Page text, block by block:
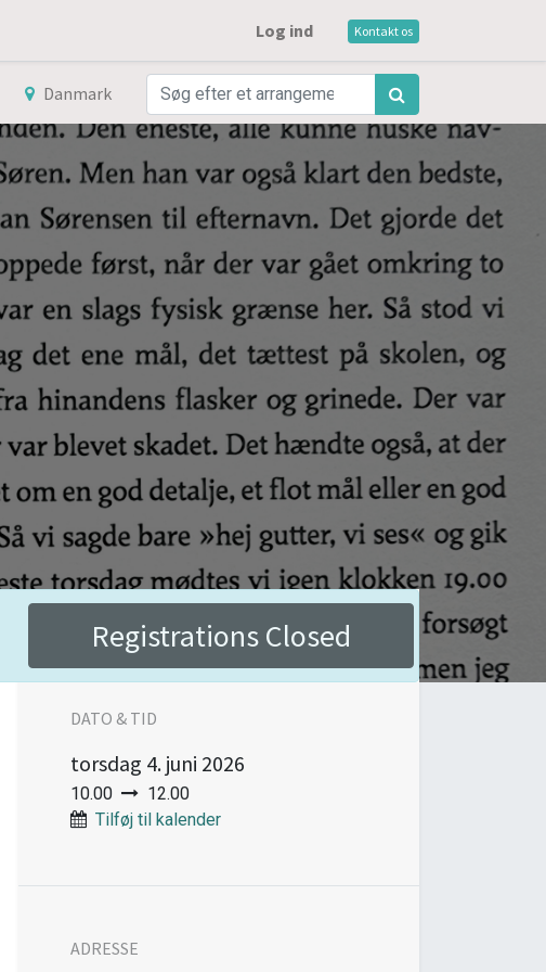
Log ind Kontakt os
Danmark
Registrations Closed
DATO & TID
torsdag 4. juni 2026
10.00
12.00
Tilføj til kalender
ADRESSE